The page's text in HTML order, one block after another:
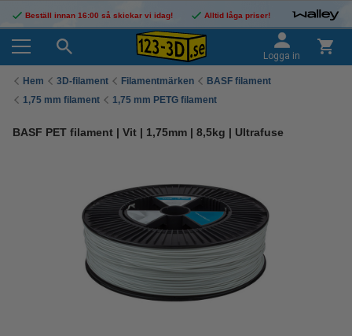
Beställ innan 16:00 så skickar vi idag! Alltid låga priser!
Logga in
Hem 3D-filament Filamentmärken
BASF filament
1,75 mm filament
1,75 mm PETG filament
BASF PET filament | Vit | 1,75mm | 8,5kg | Ultrafuse